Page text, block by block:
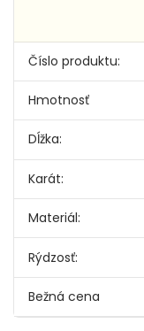
Číslo produktu:
Hmotnosť
Dĺžka:
Karát:
Materiál:
Rýdzosť:
Bežná cena